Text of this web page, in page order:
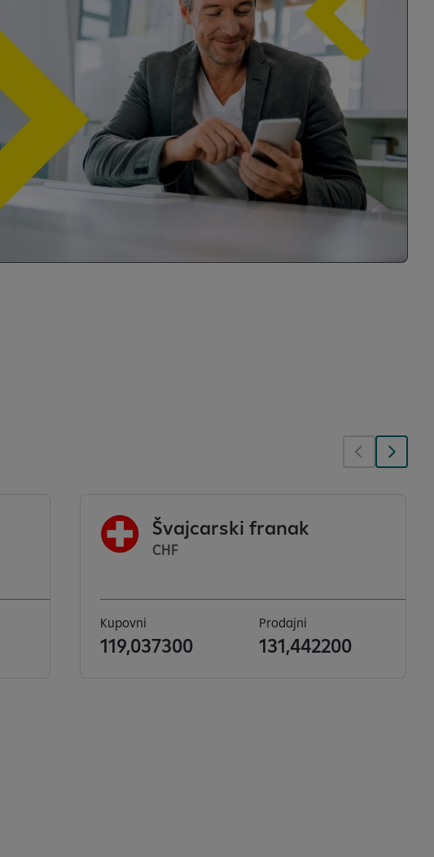
Švajcarski franak
CHF
Kupovni
119,037300
Prodajni
131,442200